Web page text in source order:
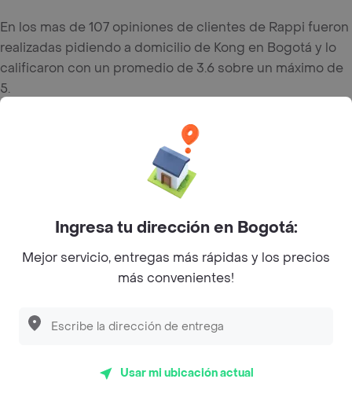
En los mas de 107 opiniones de clientes de Rappi fueron
realizadas pidiendo a domicilio de Kong en Bogotá y lo
calificaron con un promedio de 3.6 sobre un máximo de
5.
Del total de Restaurantes, Kong es uno de los más
importantes en Bogotá con 3.6 de rating sobre un
Top Marcas y Cadenas de Restaurantes
Encuéntranos en estos países
App Store Google play AppGallery
Ingresa tu dirección en Bogotá:
Mejor servicio, entregas más rápidas y los precios
más convenientes!
Usar mi ubicación actual